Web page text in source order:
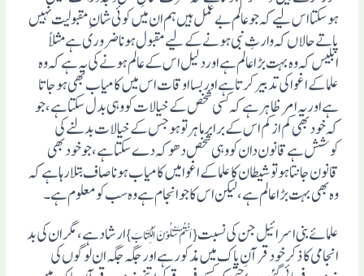
ہوسکتا اس لیے کہ جو عالم بے عمل ہیں ہم ان میں کوئی شان ِمقبولیت نہیں
پاتے حالاں کہ وارثِ نبی ہونے کے لیے مقبول ہونا ضروری ہے مثلاً
ابلیس کہ وہ بہت بڑا عالم ہے اوردلیل اس کے عالم ہونے کی یہ ہے کہ وہ
علما کے اغوا کی تدبیر کرتا ہے اوربسا اوقات اس میں کامیاب بھی ہوجاتا
ہے اور یہ امر ظاہر ہے کہ کسی شخص کے خیالات کو وہی بدل سکتا ہے، جو
کہ خود بھی کم از کم اس کے برابر ماہر تو ہو جس کے خیالات بدلنے کی
کوشش ہے قانون دان کو وہی شخص دھوکہ دے سکتا ہے، جو خود بھی
قانون جانتا ہو تو شیطان کا علما کے اغوا میں کامیاب ہونا صاف بتلا رہا ہے کہ
وہ بھی بہت بڑا عالم ہے ، لیکن اس کا جو انجام ہے وہ سب کو معلوم ہے۔
علمائے بنی اسرائیل جن کی نسبت{اَنْتُمْ تَتْلُوْنَ الْکِتَابَ }ارشاد ہے، مگر ان کی بد
انجامی کا ذکر خود قرآنِ پاک میں مذکور ہے اور جگہ جگہ ان لوگوں کی